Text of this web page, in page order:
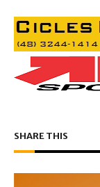
SHARE THIS